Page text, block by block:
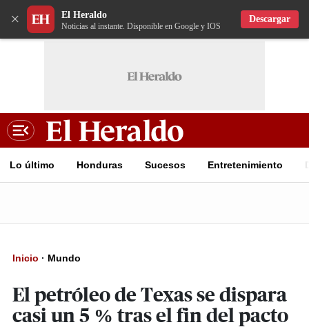
× El Heraldo
Noticias al instante. Disponible en Google y IOS
Descargar
Lo último Honduras Sucesos Entretenimiento
Inicio · Mundo
El petróleo de Texas se dispara
casi un 5 % tras el fin del pacto